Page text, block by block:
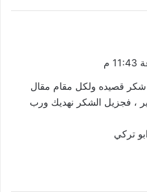
شكر قصيده ولكل مقام مقال
، فجزيل الشكر نهديك ورب
تركي